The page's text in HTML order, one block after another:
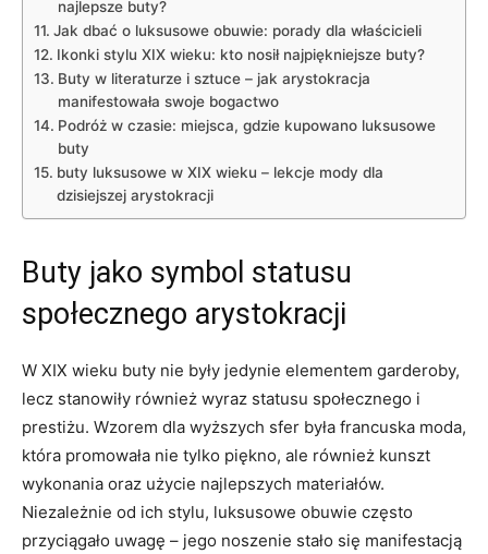
najlepsze buty?
Jak dbać o luksusowe obuwie: porady dla właścicieli
Ikonki stylu XIX wieku: kto nosił najpiękniejsze buty?
Buty w literaturze i sztuce – jak arystokracja
manifestowała swoje bogactwo
Podróż w czasie: miejsca, gdzie kupowano luksusowe
buty
buty luksusowe w XIX wieku – lekcje mody dla
dzisiejszej arystokracji
Buty jako symbol statusu
społecznego arystokracji
W XIX wieku buty nie były jedynie elementem garderoby,
lecz stanowiły również wyraz statusu społecznego i
prestiżu. Wzorem dla wyższych sfer była francuska moda,
która promowała nie tylko piękno, ale również kunszt
wykonania oraz użycie najlepszych materiałów.
Niezależnie od ich stylu, luksusowe obuwie często
przyciągało uwagę – jego noszenie stało się manifestacją